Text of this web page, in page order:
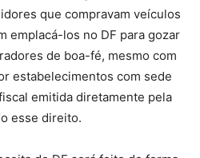
que compravam veículos
emplacá-los no DF para gozar
de boa-fé, mesmo com
estabelecimentos com sede
emitida diretamente pela
esse direito.